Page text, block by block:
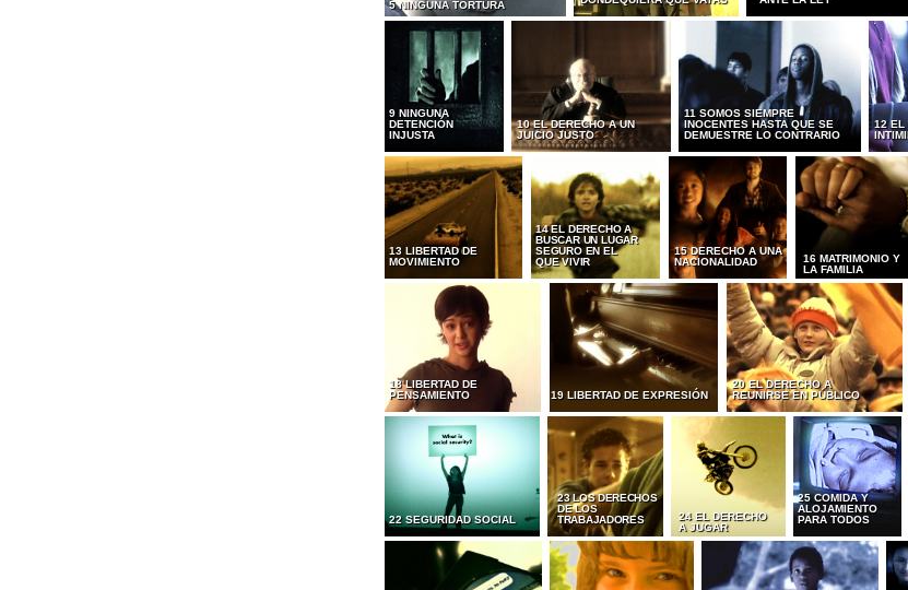
5 NINGUNA TORTURA
9 NINGUNA
DETENCIÓN
INJUSTA
10 EL DERECHO A UN
JUICIO JUSTO
11 SOMOS SIEMPRE
INOCENTES HASTA QUE SE
DEMUESTRE LO CONTRARIO
12 EL
13 LIBERTAD DE
MOVIMIENTO
14 EL DERECHO A
BUSCAR UN LUGAR
SEGURO EN EL
QUE VIVIR
15 DERECHO A UNA
NACIONALIDAD
16 MATRIMONIO Y
LA FAMILIA
18 LIBERTAD DE
PENSAMIENTO
19 LIBERTAD DE EXPRESIÓN
20 EL DERECHO A
REUNIRSE EN PÚBLICO
22 SEGURIDAD SOCIAL
23 LOS DERECHOS
DE LOS
TRABAJADORES
24 EL DERECHO
A JUGAR
25 COMIDA Y
ALOJAMIENTO
PARA TODOS